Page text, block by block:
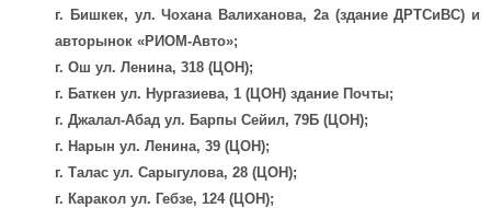
г. Бишкек, ул. Чохана Валиханова, 2а (здание ДРТСиВС) и
авторынок «РИОМ-Авто»;
г. Ош ул. Ленина, 318 (ЦОН);
г. Баткен ул. Нургазиева, 1 (ЦОН) здание Почты;
г. Джалал-Абад ул. Барпы Сейил, 79Б (ЦОН);
г. Нарын ул. Ленина, 39 (ЦОН);
г. Талас ул. Сарыгулова, 28 (ЦОН);
г. Каракол ул. Гебзе, 124 (ЦОН);